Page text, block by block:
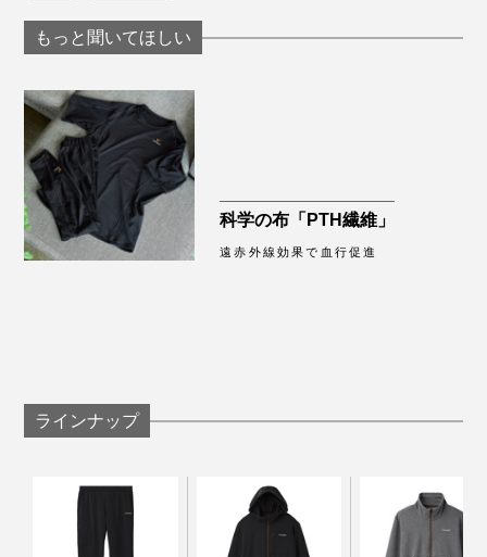
筋肉痛を覚悟していましたが、今朝起きてみるといつも
よりダルさもなく、スッキリしていました。
安い買い物ではないと思いますが、その日の疲れを持ち
越さずに済むことを思えば、投資価値は絶大。もう手放
せません！
もっと聞いてほしい
科学の布「PTH繊維」
遠赤外線効果で血行促進
ラインナップ